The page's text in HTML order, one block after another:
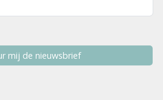
Ja, stuur mij de nieuwsbrief